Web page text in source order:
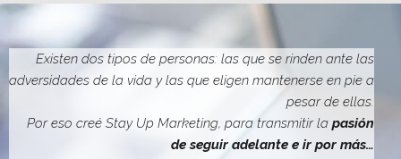
D
E
N
A
V
G
Existen dos tipos de personas: las que se rinden ante las
adversidades de la vida y las que eligen mantenerse en pie a
pesar de ellas.
Por eso creé Stay Up Marketing, para transmitir la pasión
de seguir adelante e ir por más…